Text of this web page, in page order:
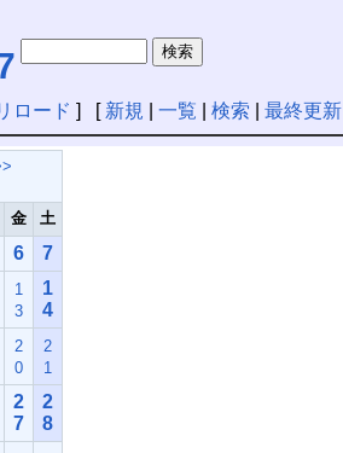
ロード ] [ 新規 一覧 検索 最終更新
金
土
6 7
1
3
1
4
2
0
2
1
2
7
2
8